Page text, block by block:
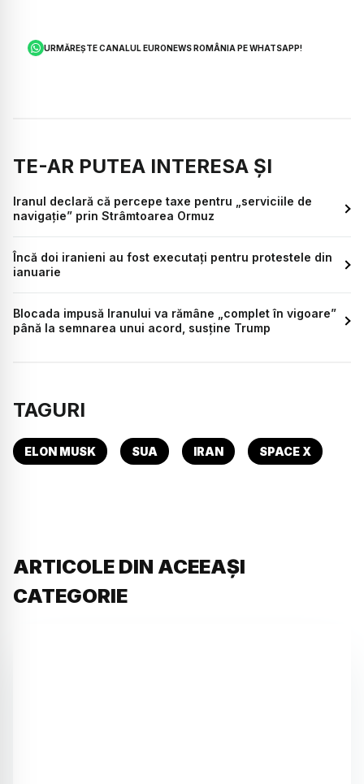
URMĂREȘTE CANALUL EURONEWS ROMÂNIA PE WHATSAPP!
TE-AR PUTEA INTERESA ȘI
Iranul declară că percepe taxe pentru „serviciile de
navigație” prin Strâmtoarea Ormuz
Încă doi iranieni au fost executați pentru protestele din
ianuarie
Blocada impusă Iranului va rămâne „complet în vigoare”
până la semnarea unui acord, susține Trump
TAGURI
ELON MUSK SUA IRAN SPACE X
ARTICOLE DIN ACEEAȘI
CATEGORIE